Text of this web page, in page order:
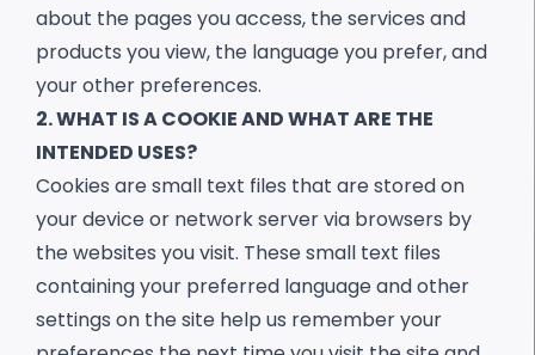
about the pages you access, the services and
products you view, the language you prefer, and
your other preferences.
2. WHAT IS A COOKIE AND WHAT ARE THE
INTENDED USES?
Cookies are small text files that are stored on
your device or network server via browsers by
the websites you visit. These small text files
containing your preferred language and other
settings on the site help us remember your